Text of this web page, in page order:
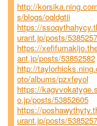
http://
s/blogs/oqldgtii
https://
urant.jp/posts/
https://
ant.jp/posts/53852582
http://
oto/albums/pzxfeyol
https://
o.jp/posts/53852605
https://
urant.jp/posts/